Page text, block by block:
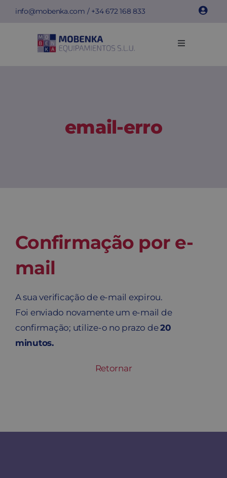
Skipinfo@mobenka.com / +34672 168 833
Toggle
Contato
Carrinho
email-erro
Confirmação por e-
mail
A sua verificação de e-mail expirou.
Foi enviado novamente um e-mail de
confirmação; utilize-o no prazo de20
minutos.
Retornar